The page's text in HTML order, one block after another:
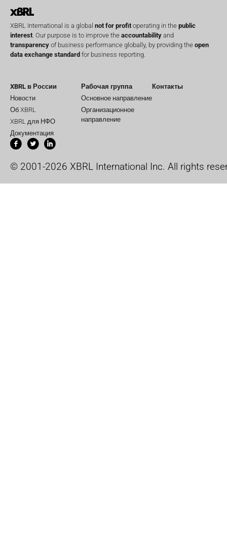
XBRL International is a global not for profitoperating in the public
interest. Our purpose is to improve the accountability and
transparency of business performance globally, by providing the open
data exchange standard for business reporting.
XBRL в России
Новости
Об XBRL
XBRL для НФО
Документация
Рабочая группа
Основное направление
Организационное
направление
Контакты
© 2001-2026 XBRL International Inc. All rights